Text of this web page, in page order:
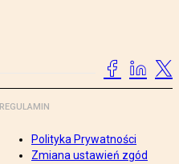
REGULAMIN
Polityka Prywatności
Zmiana ustawień zgód